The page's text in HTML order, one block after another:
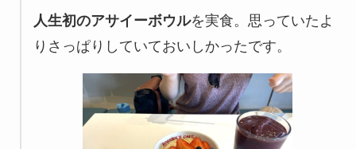
人生初のアサイーボウルを実食。思っていたよ
りさっぱりしていておいしかったです。